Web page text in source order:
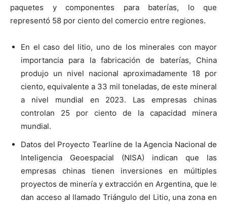
paquetes y componentes para baterías, lo que
representó 58 por ciento del comercio entre regiones.
En el caso del litio, uno de los minerales con mayor
importancia para la fabricación de baterías, China
produjo un nivel nacional aproximadamente 18 por
ciento, equivalente a 33 mil toneladas, de este mineral
a nivel mundial en 2023. Las empresas chinas
controlan 25 por ciento de la capacidad minera
mundial.
Datos del Proyecto Tearline de la Agencia Nacional de
Inteligencia Geoespacial (NISA) indican que las
empresas chinas tienen inversiones en múltiples
proyectos de minería y extracción en Argentina, que le
dan acceso al llamado Triángulo del Litio, una zona en